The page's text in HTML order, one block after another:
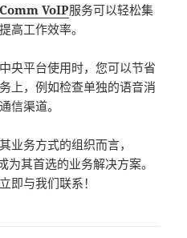
VoIP服务可以轻松集
高工作效率。
央平台使用时，您可以节省
上，例如检查单独的语音消
信渠道。
业务方式的组织而言，
为其首选的业务解决方案。
即与我们联系！